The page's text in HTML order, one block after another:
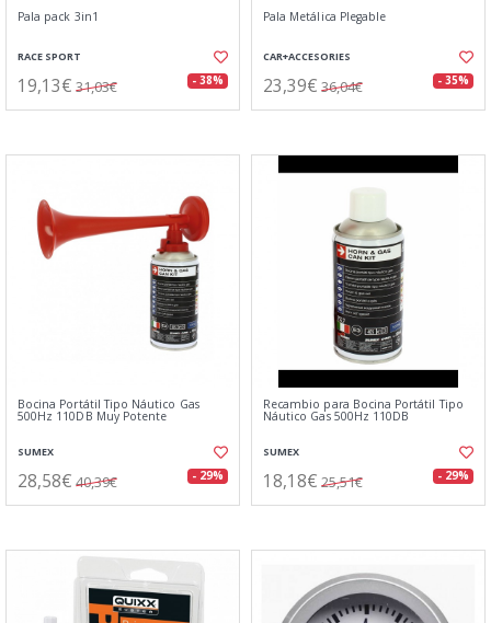
Pala pack 3in1
RACE SPORT
19,13€ 31,03€ - 38%
Pala Metálica Plegable
CAR+ACCESORIES
23,39€ 36,04€ - 35%
Bocina Portátil Tipo Náutico Gas
500Hz 110DB Muy Potente
SUMEX
28,58€ 40,39€ - 29%
Recambio para Bocina Portátil Tipo
Náutico Gas 500Hz 110DB
SUMEX
18,18€ 25,51€ - 29%